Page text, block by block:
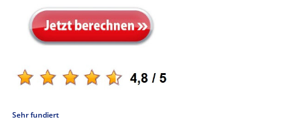
Sehr fundiert